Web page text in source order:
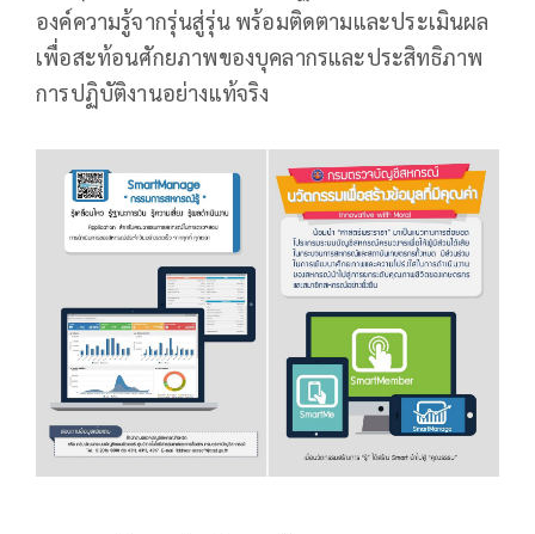
องค์ความรู้จากรุ่นสู่รุ่น พร้อมติดตามและประเมินผล
เพื่อสะท้อนศักยภาพของบุคลากรและประสิทธิภาพ
การปฏิบัติงานอย่างแท้จริง